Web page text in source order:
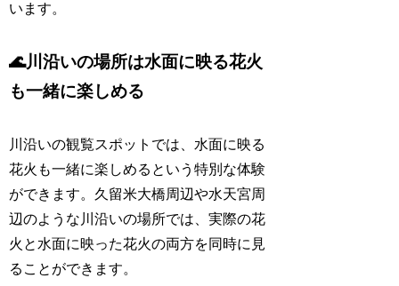
います。
🌊川沿いの場所は水面に映る花火
も一緒に楽しめる
川沿いの観覧スポットでは、水面に映る
花火も一緒に楽しめるという特別な体験
ができます。久留米大橋周辺や水天宮周
辺のような川沿いの場所では、実際の花
火と水面に映った花火の両方を同時に見
ることができます。